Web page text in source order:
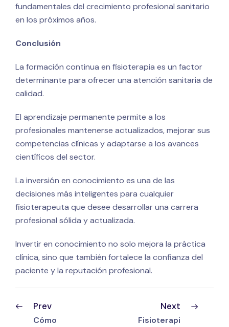
fundamentales del crecimiento profesional sanitario
en los próximos años.
Conclusión
La formación continua en fisioterapia es un factor
determinante para ofrecer una atención sanitaria de
calidad.
El aprendizaje permanente permite a los
profesionales mantenerse actualizados, mejorar sus
competencias clínicas y adaptarse a los avances
científicos del sector.
La inversión en conocimiento es una de las
decisiones más inteligentes para cualquier
fisioterapeuta que desee desarrollar una carrera
profesional sólida y actualizada.
Invertir en conocimiento no solo mejora la práctica
clínica, sino que también fortalece la confianza del
paciente y la reputación profesional.
Prev
Cómo
Next
Fisioterapi